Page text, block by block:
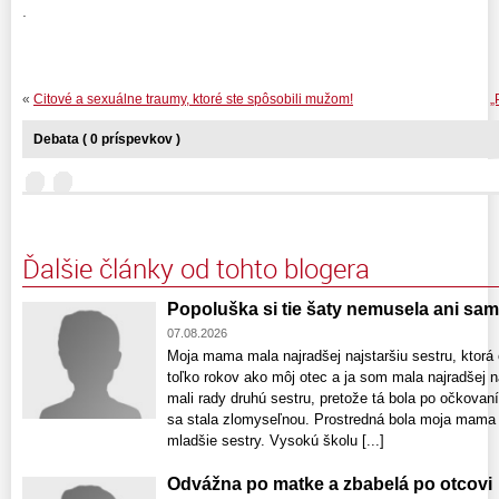
« Citové a sexuálne traumy, ktoré ste spôsobili mužom!
Debata ( 0 príspevkov )
Ďalšie články od tohto blogera
Popoluška si tie šaty nemusela ani
07.08.2026
Moja mama mala najradšej najstaršiu sestru,
toľko rokov ako môj otec a ja som mala najradšej
mali rady druhú sestru, pretože tá bola po
sa stala zlomyseľnou. Prostredná bola moja
mladšie sestry. Vysokú školu [...]
Odvážna po matke a zbabelá po otcovi